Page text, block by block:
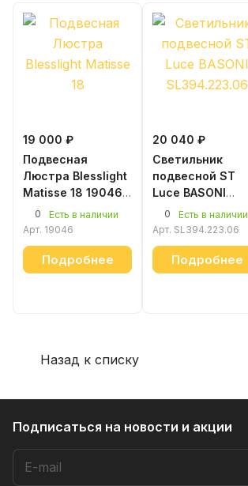
19 000 ₽
Подвесная
Люстра Blesslight
Matisse 18 19046
белый
0
Есть в наличии
Арт. 19046
Подробнее
20 040 ₽
Светильник
подвесной ST
Luce BASONI
SL394.223.06
0
Есть в наличии
Арт. SL394.223.06
Подробнее
Назад к списку
Подписаться на новости и акции